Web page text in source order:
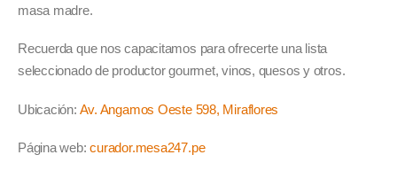
masa madre.
Recuerda que nos capacitamos para ofrecerte una lista
seleccionado de productor gourmet, vinos, quesos y otros.
Ubicación: Av. Angamos Oeste 598, Miraflores
Página web:curador.mesa247.pe